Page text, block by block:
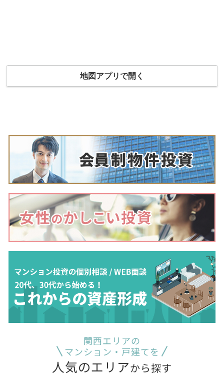
地図アプリで開く
関西エリアの
マンション・戸建てを
人気のエリアから探す